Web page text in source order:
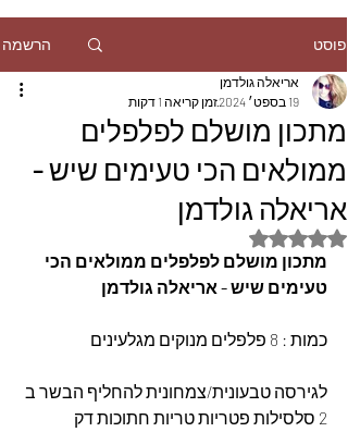
פוסט הרשמה
מתכון מושלם לפלפלים
ממולאים הכי טעימים שיש -
אריאלה גולדמן
אריאלה גולדמן
19 בספט׳ 2024
זמן קריאה 1 דקות
דירוג של NaN מתוך 5 כוכבים
מתכון מושלם לפלפלים ממולאים הכי
טעימים שיש - אריאלה גולדמן
כמות : 8 פלפלים מנוקים מגלעינים
לגירסה טבעונית/צמחונית להחליף הבשר ב
2 סלסילות פטריות טריות חתוכות דק